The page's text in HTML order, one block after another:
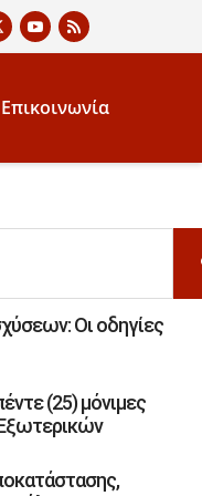
Επικοινωνία
Οι οδηγίες
(25) μόνιμες